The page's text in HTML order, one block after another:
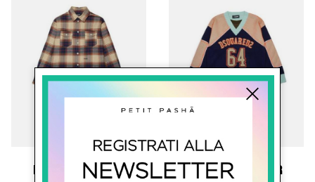
dsquared2 junior dsquared2 junior